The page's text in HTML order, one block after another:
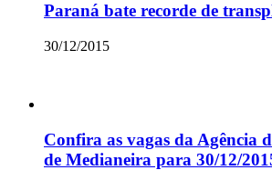
Paraná bate recorde de
30/12/2015
Confira as vagas da Agência
de Medianeira para 30/12/